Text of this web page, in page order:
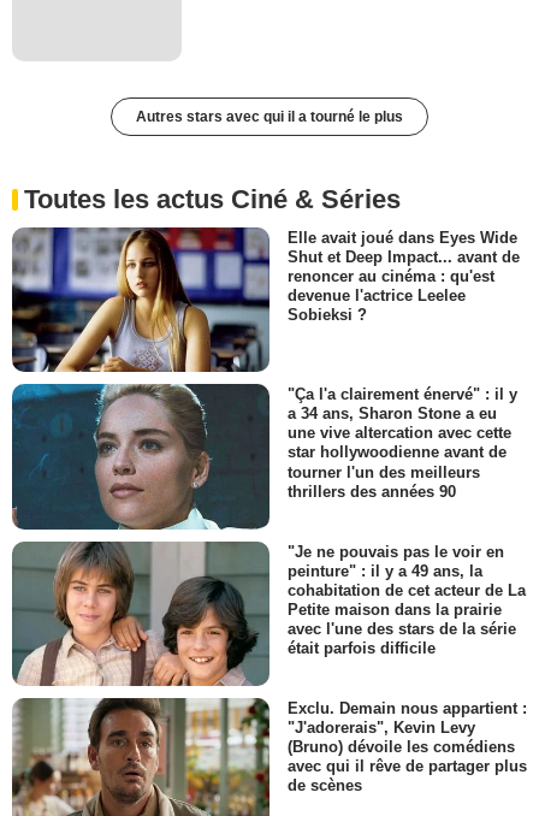
Autres stars avec qui il a tourné le plus
Toutes les actus Ciné & Séries
Elle avait joué dans Eyes Wide
Shut et Deep Impact... avant de
renoncer au cinéma : qu'est
devenue l'actrice Leelee
Sobieksi ?
"Ça l'a clairement énervé" : il y
a 34 ans, Sharon Stone a eu
une vive altercation avec cette
star hollywoodienne avant de
tourner l'un des meilleurs
thrillers des années 90
"Je ne pouvais pas le voir en
peinture" : il y a 49 ans, la
cohabitation de cet acteur de La
Petite maison dans la prairie
avec l'une des stars de la série
était parfois difficile
Exclu. Demain nous appartient :
"J'adorerais", Kevin Levy
(Bruno) dévoile les comédiens
avec qui il rêve de partager plus
de scènes